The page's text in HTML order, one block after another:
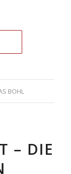
BOHL
– DIE